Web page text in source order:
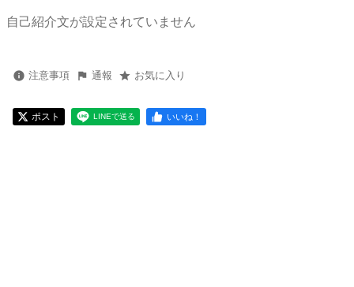
自己紹介文が設定されていません
注意事項 通報 お気に入り
ポスト LINEで送る いいね！